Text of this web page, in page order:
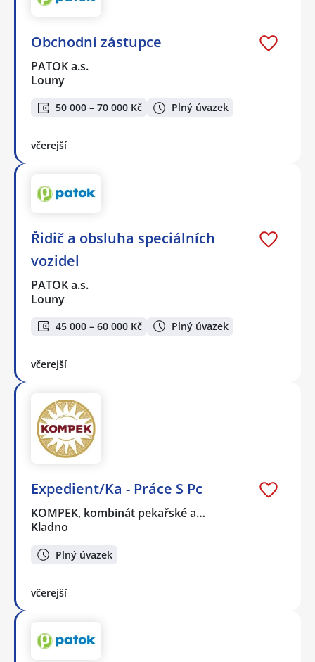
Obchodní zástupce
PATOK a.s.
Louny
50 000 – 70 000 Kč Plný úvazek
včerejší
Řidič a obsluha speciálních
vozidel
PATOK a.s.
Louny
45 000 – 60 000 Kč Plný úvazek
včerejší
Expedient/Ka - Práce S Pc
KOMPEK, kombinát pekařské a…
Kladno
Plný úvazek
včerejší